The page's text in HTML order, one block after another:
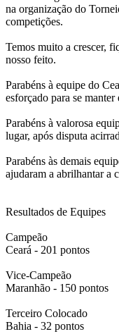
na organização do
competições.
Temos muito a crescer,
nosso feito.
Parabéns à equipe do
esforçado para se
Parabéns à valorosa
lugar, após disputa
Parabéns às demais
ajudaram a abrilhantar a
Resultados de Equipes
Campeão
Ceará - 201 pontos
Vice-Campeão
Maranhão - 150 pontos
Terceiro Colocado
Bahia - 32 pontos